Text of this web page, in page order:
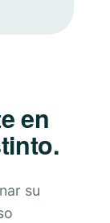
en
su